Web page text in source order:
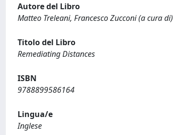
Autore del Libro
Matteo Treleani, Francesco Zucconi (a cura di)
Titolo del Libro
Remediating Distances
ISBN
9788899586164
Lingua/e
Inglese